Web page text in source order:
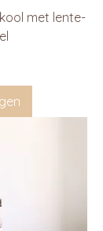
met lente-